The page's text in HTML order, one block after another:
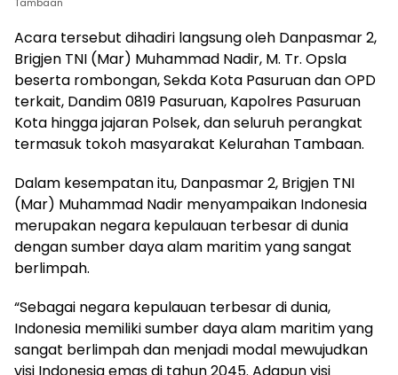
Acara tersebut dihadiri langsung oleh Danpasmar 2,
Brigjen TNI (Mar) Muhammad Nadir, M. Tr. Opsla
beserta rombongan, Sekda Kota Pasuruan dan OPD
terkait, Dandim 0819 Pasuruan, Kapolres Pasuruan
Kota hingga jajaran Polsek, dan seluruh perangkat
termasuk tokoh masyarakat Kelurahan Tambaan.
Dalam kesempatan itu, Danpasmar 2, Brigjen TNI
(Mar) Muhammad Nadir menyampaikan Indonesia
merupakan negara kepulauan terbesar di dunia
dengan sumber daya alam maritim yang sangat
berlimpah.
“Sebagai negara kepulauan terbesar di dunia,
Indonesia memiliki sumber daya alam maritim yang
sangat berlimpah dan menjadi modal mewujudkan